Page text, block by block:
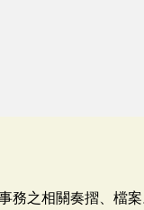
務之相關奏摺、檔